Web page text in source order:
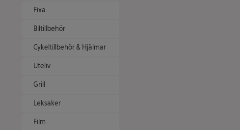
Fixa
Biltillbehör
Cykeltillbehör & Hjälmar
Uteliv
Grill
Leksaker
Film